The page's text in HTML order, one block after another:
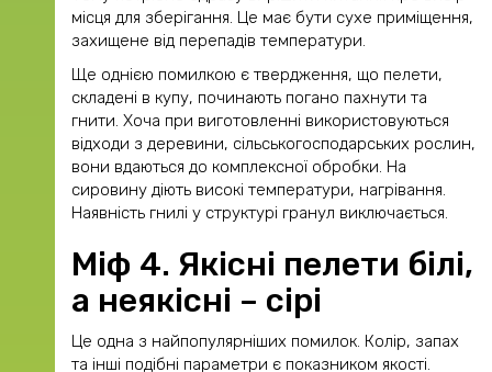
місця для зберігання. Це має бути сухе приміщення,
захищене від перепадів температури.
Ще однією помилкою є твердження, що пелети,
складені в купу, починають погано пахнути та
гнити. Хоча при виготовленні використовуються
відходи з деревини, сільськогосподарських рослин,
вони вдаються до комплексної обробки. На
сировину діють високі температури, нагрівання.
Наявність гнилі у структурі гранул виключається.
Міф 4. Якісні пелети білі,
а неякісні – сірі
Це одна з найпопулярніших помилок. Колір, запах
та інші подібні параметри є показником якості.